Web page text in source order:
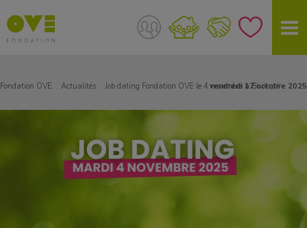
Fondation OVE Actualités Job dating Fondation OVE le 4 novembre à Biviers !
vendredi 17 octobre 2025